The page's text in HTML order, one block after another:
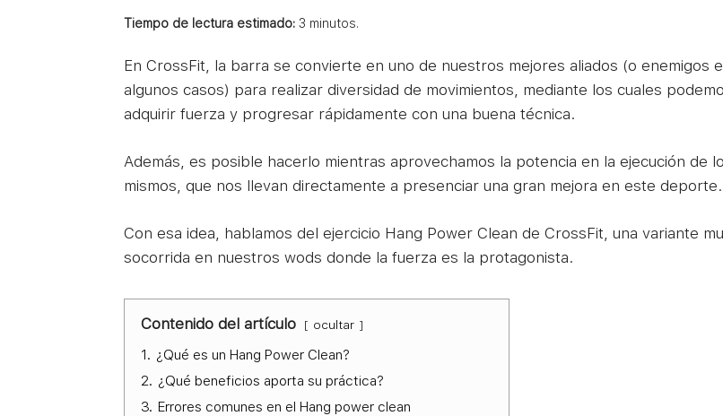
Tiempo de lectura estimado: 3 minutos.
En CrossFit, la barra se convierte en uno de nuestros mejores aliados (o enemigos
algunos casos) para realizar diversidad de movimientos, mediante los cuales
adquirir fuerza y progresar rápidamente con una buena técnica.
Además, es posible hacerlo mientras aprovechamos la potencia en la ejecución de
mismos, que nos llevan directamente a presenciar una gran mejora en este deporte.
Con esa idea, hablamos del ejercicio Hang Power Clean de CrossFit, una variante
socorrida en nuestros wods donde la fuerza es la protagonista.
Contenido del artículo ocultar
1. ¿Qué es un Hang Power Clean?
2. ¿Qué beneficios aporta su práctica?
3. Errores comunes en el Hang power clean